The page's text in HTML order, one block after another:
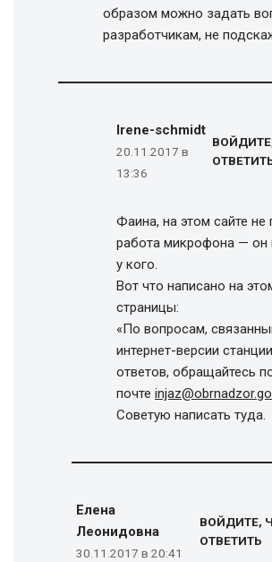
образом можно задать
разработчикам, не
Irene-schmidt
20.11.2017 в
13:36
Фаина, на этом сайте не
работа микрофона — он
у кого.
Вот что написано на
страницы:
«По вопросам,
интернет-версии
ответов, обращайтесь
почте
Советую написать туда.
Елена
Леонидовна
30.11.2017 в 20:41
ВОЙДИТЕ,
ОТВЕТИТЬ